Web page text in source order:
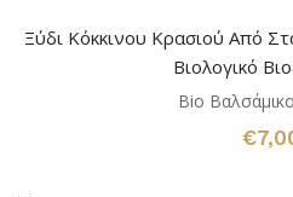
Ξύδι Κόκκινου Κρασιού Από
Βιολογικό
Bio
€